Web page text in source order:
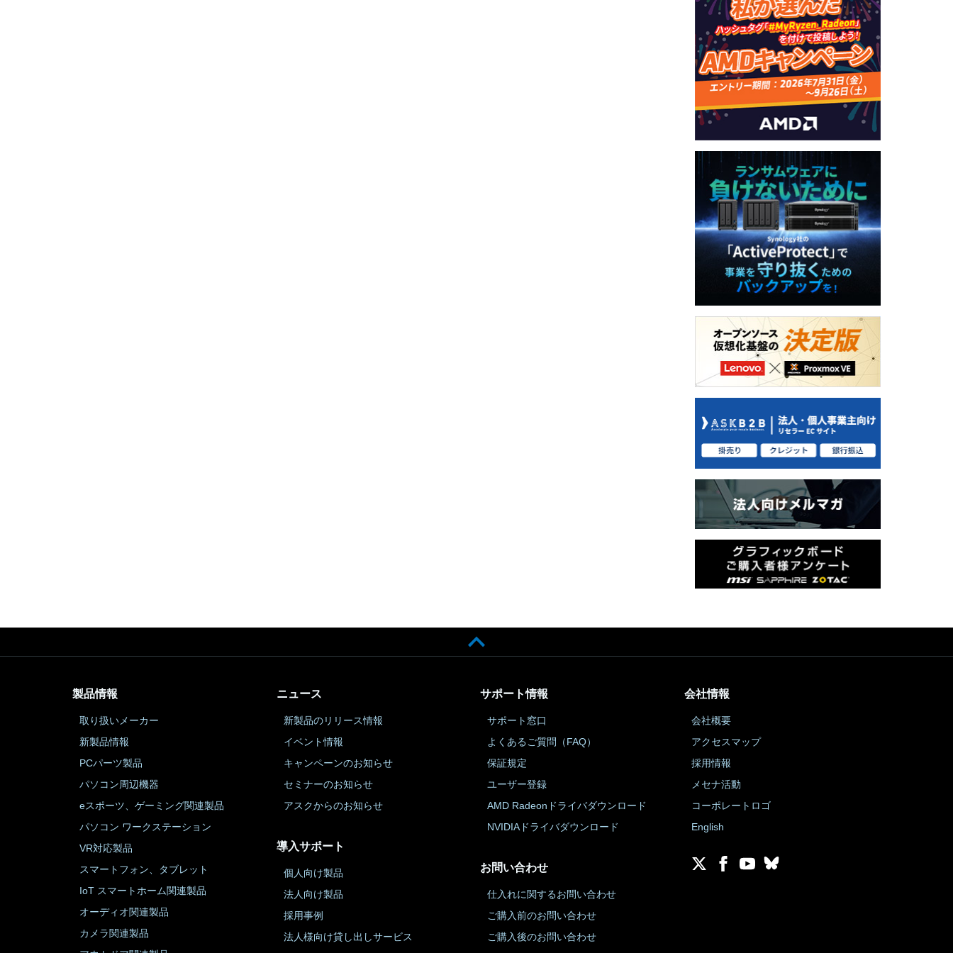
製品情報
取り扱いメーカー
新製品情報
PCパーツ製品
パソコン周辺機器
eスポーツ、ゲーミング関連製品
パソコン ワークステーション
VR対応製品
スマートフォン、タブレット
IoT スマートホーム関連製品
オーディオ関連製品
カメラ関連製品
ニュース
新製品のリリース情報
イベント情報
キャンペーンのお知らせ
セミナーのお知らせ
アスクからのお知らせ
導入サポート
個人向け製品
法人向け製品
採用事例
法人様向け貸し出しサービス
サポート情報
サポート窓口
よくあるご質問（FAQ）
保証規定
ユーザー登録
AMD Radeonドライバダウンロード
NVIDIAドライバダウンロード
お問い合わせ
仕入れに関するお問い合わせ
ご購入前のお問い合わせ
ご購入後のお問い合わせ
会社情報
会社概要
アクセスマップ
採用情報
メセナ活動
コーポレートロゴ
English